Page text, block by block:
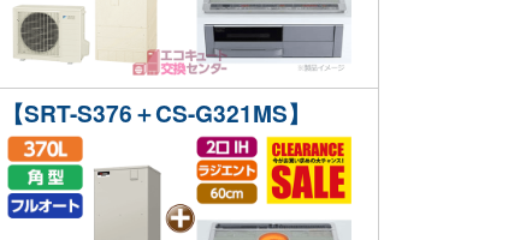
【SRT-S376＋CS-G321MS】